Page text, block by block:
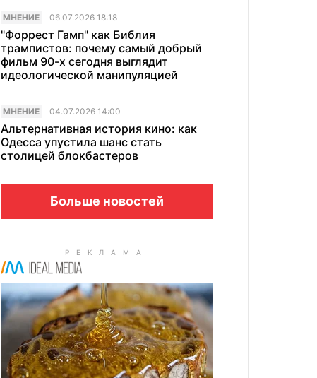
МНЕНИЕ 06.07.2026 18:18
"Форрест Гамп" как Библия
трампистов: почему самый добрый
фильм 90-х сегодня выглядит
идеологической манипуляцией
МНЕНИЕ 04.07.2026 14:00
Альтернативная история кино: как
Одесса упустила шанс стать
столицей блокбастеров
Больше новостей